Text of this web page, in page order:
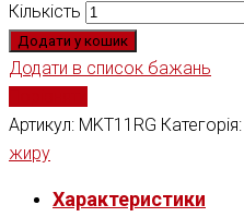
Кількість
Додати у кошик
Додати в список бажань
Артикул: MKT11RG Категорія:
жиру
Характеристики